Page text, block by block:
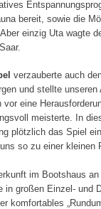
bereit, sowie die
einzig Uta wagte
verzauberte auch
und stellte unseren
vor eine
meisterte. In
plötzlich das Spiel
so zu einer kleinen
im Bootshaus an
in großen Einzel- und
komfortables